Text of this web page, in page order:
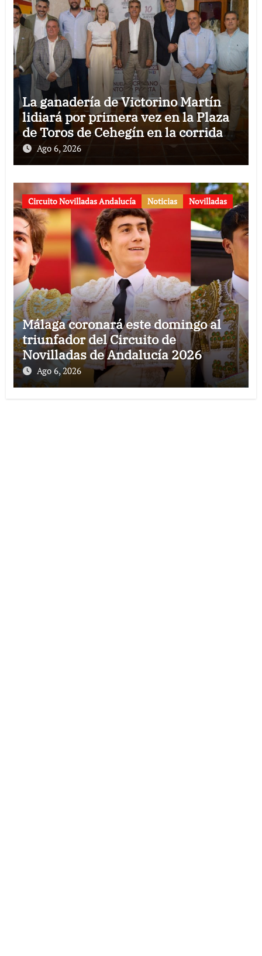
La ganadería de Victorino Martín
lidiará por primera vez en la Plaza
de Toros de Cehegín en la corrida
conmemorativa de su 125
aniversario
Ago 6, 2026
Circuito Novilladas Andalucía Noticias Novilladas
Málaga coronará este domingo al
triunfador del Circuito de
Novilladas de Andalucía 2026
Ago 6, 2026